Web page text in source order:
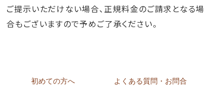
ご提示いただけない場合、正規料金のご請求となる場
合もございますので予めご了承ください。
初めての方へ
よくある質問・お問合